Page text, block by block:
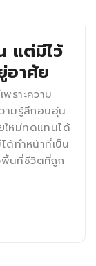
แต่มีไว้
อาศัย
ราะความ
ามรู้สึกอบอุ่น
ใหม่ทดแทนได้
ด้ทำหน้าที่เป็น
นที่ชีวิตที่ถูก